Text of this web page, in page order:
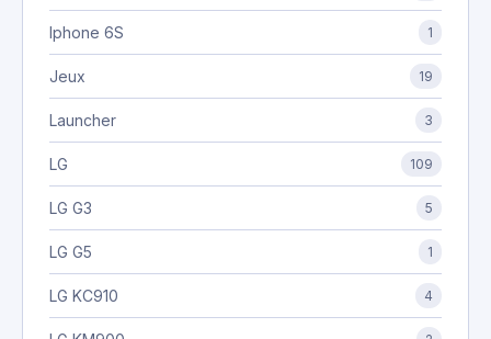
Iphone 6S 1
Jeux 19
Launcher 3
LG 109
LG G3 5
LG G5 1
LG KC910 4